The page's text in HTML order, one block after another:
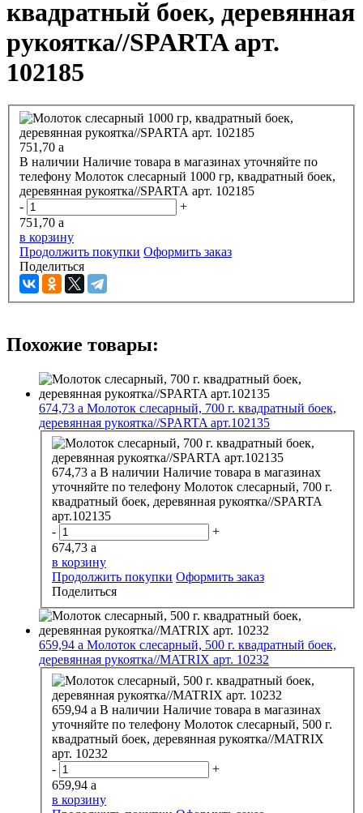
квадратный боек, деревянная
рукоятка//SPARTA арт.
102185
751,70 a
В наличии Наличие товара в магазинах уточняйте по
телефону Молоток слесарный 1000 гр, квадратный боек,
деревянная рукоятка//SPARTA арт. 102185
-
+
751,70 a
в корзину
Продолжить покупки Оформить заказ
Поделиться
Похожие товары:
674,73 a Молоток слесарный, 700 г. квадратный боек,
деревянная рукоятка//SPARTA арт.102135
674,73 a В наличии Наличие товара в магазинах
уточняйте по телефону Молоток слесарный, 700 г.
квадратный боек, деревянная рукоятка//SPARTA
арт.102135
-
+
674,73 a
в корзину
Продолжить покупки Оформить заказ
Поделиться
659,94 a Молоток слесарный, 500 г. квадратный боек,
деревянная рукоятка//MATRIX арт. 10232
659,94 a В наличии Наличие товара в магазинах
уточняйте по телефону Молоток слесарный, 500 г.
квадратный боек, деревянная рукоятка//MATRIX
арт. 10232
-
+
659,94 a
в корзину